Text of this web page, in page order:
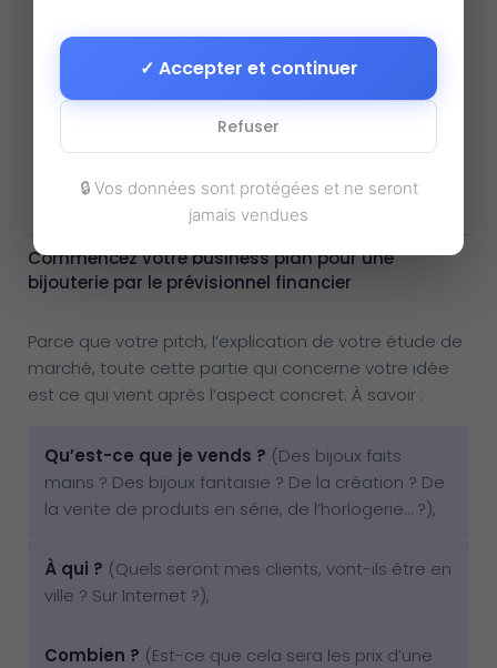
Commencez votre business plan pour une
bijouterie par le prévisionnel financier
Parce que votre pitch, l’explication de votre étude de
marché, toute cette partie qui concerne votre idée
est ce qui vient après l’aspect concret. À savoir :
Qu’est-ce que je vends ? (Des bijoux faits
mains ? Des bijoux fantaisie ? De la création ? De
la vente de produits en série, de l’horlogerie… ?),
À qui ? (Quels seront mes clients, vont-ils être en
ville ? Sur Internet ?),
Combien ? (Est-ce que cela sera les prix d’une
✓ Accepter et continuer
Refuser
🔒 Vos données sont protégées et ne seront
jamais vendues